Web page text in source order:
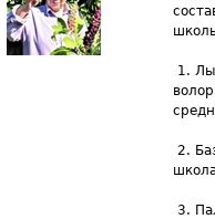
1.
2.
3.